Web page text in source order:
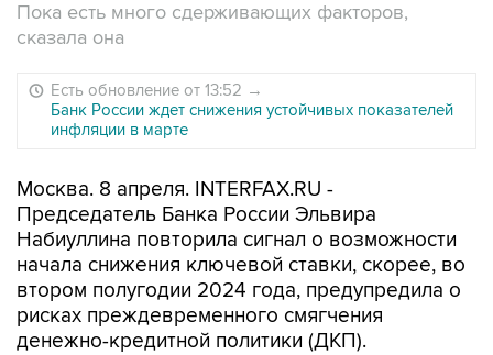
Пока есть много сдерживающих факторов,
сказала она
Есть обновление от 13:52 →
Банк России ждет снижения устойчивых показателей
инфляции в марте
Москва. 8 апреля. INTERFAX.RU -
Председатель Банка России Эльвира
Набиуллина повторила сигнал о возможности
начала снижения ключевой ставки, скорее, во
втором полугодии 2024 года, предупредила о
рисках преждевременного смягчения
денежно-кредитной политики (ДКП).